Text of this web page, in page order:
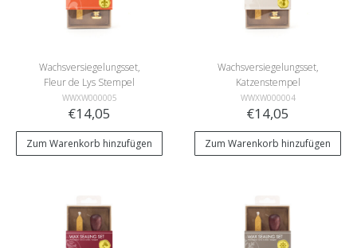
Wachsversiegelungsset,
Fleur de Lys Stempel
WWXW000005
€14,05
Zum Warenkorb hinzufügen
Wachsversiegelungsset,
Katzenstempel
WWXW000004
€14,05
Zum Warenkorb hinzufügen